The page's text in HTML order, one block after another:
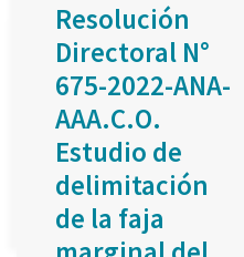
Resolución
Directoral N°
675-2022-ANA-
AAA.C.O.
Estudio de
delimitación
de la faja